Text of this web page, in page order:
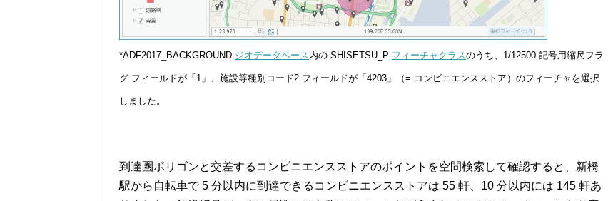
*ADF2017_BACKGROUND ジオデータベース 内の SHISETSU_P フィーチャクラスのうち、1/12500 記号用縮尺フラ
グ フィールドが「1」、施設等種別コード2 フィールドが「4203」（= コンビニエンスストア）のフィーチャを選択
しました。
到達圏ポリゴンと交差するコンビニエンスストアのポイントを空間検索して確認すると、新橋
駅から自転車で 5 分以内に到達できるコンビニエンスストアは 55 軒、10 分以内には 145 軒あ